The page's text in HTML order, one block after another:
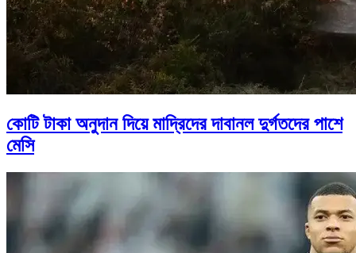
কোটি টাকা অনুদান দিয়ে মাদ্রিদের দাবানল দুর্গতদের পাশে
মেসি